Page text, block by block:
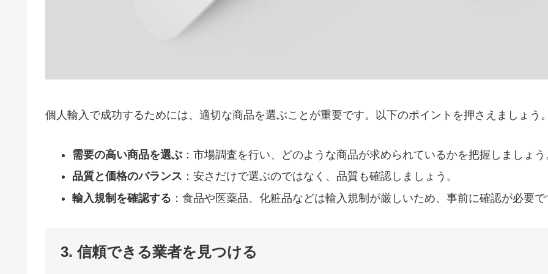
個人輸入で成功するためには、適切な商品を選ぶことが重要です。以下のポイントを押さえましょう。
需要の高い商品を選ぶ：市場調査を行い、どのような商品が求められているかを把握しましょう
品質と価格のバランス ：安さだけで選ぶのではなく、品質も確認しましょう。
輸入規制を確認する ：食品や医薬品、化粧品などは輸入規制が厳しいため、事前に確認が必要で
3. 信頼できる業者を見つける